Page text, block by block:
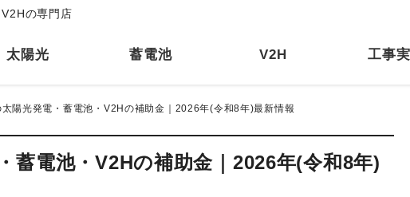
の専門店
太陽光 蓄電池 V2H 工事
陽光発電・蓄電池・V2Hの補助金｜2026年(令和8年)最新情報
蓄電池・V2Hの補助金｜2026年(令和8年)